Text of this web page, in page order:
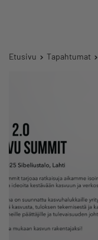
Etusivu Tapahtumat